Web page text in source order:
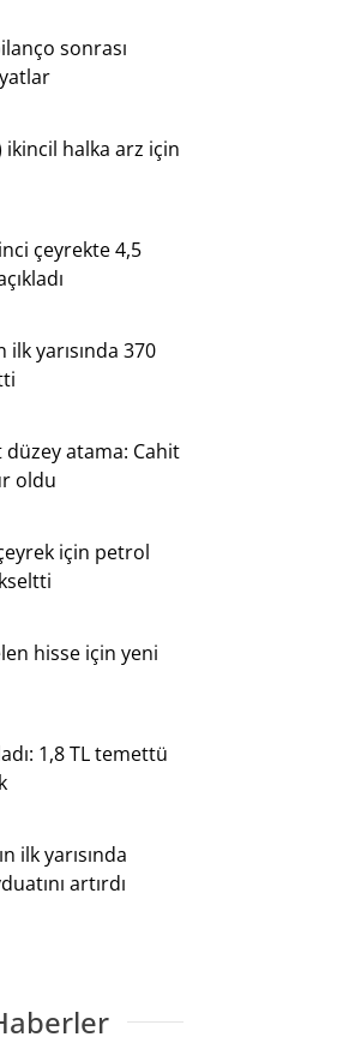
sonrası
ikincil halka arz için
çeyrekte 4,5
ilk yarısında 370
düzey atama: Cahit
oldu
için petrol
hisse için yeni
1,8 TL temettü
ilk yarısında
artırdı